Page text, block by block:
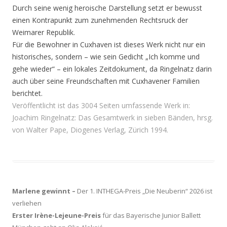
Durch seine wenig heroische Darstellung setzt er bewusst
einen Kontrapunkt zum zunehmenden Rechtsruck der
Weimarer Republik.
Für die Bewohner in Cuxhaven ist dieses Werk nicht nur ein
historisches, sondern – wie sein Gedicht „Ich komme und
gehe wieder“ – ein lokales Zeitdokument, da Ringelnatz darin
auch über seine Freundschaften mit Cuxhavener Familien
berichtet.
Veröffentlicht ist das 3004 Seiten umfassende Werk in:
Joachim Ringelnatz: Das Gesamtwerk in sieben Bänden, hrsg.
von Walter Pape, Diogenes Verlag, Zürich 1994.
Marlene gewinnt – Der 1. INTHEGA-Preis „Die Neuberin“ 2026 ist
verliehen
Erster Irène-Lejeune-Preisfür das Bayerische Junior Ballett